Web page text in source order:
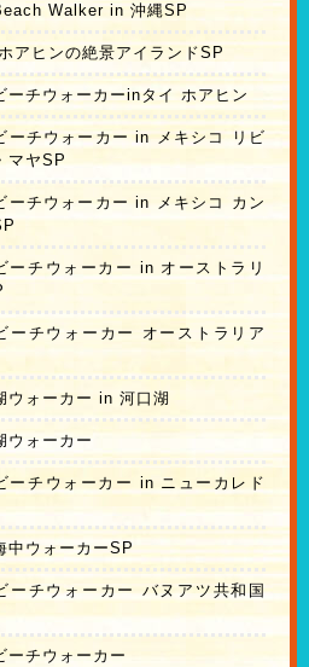
Walker in 沖縄SP
アヒンの絶景アイランドSP
ーチウォーカーinタイ ホアヒン
ーチウォーカー in メキシコ リビ
マヤSP
ーチウォーカー in メキシコ カン
ーチウォーカー in オーストラリ
ーチウォーカー オーストラリア
ウォーカー in 河口湖
ウォーカー
ーチウォーカー in ニューカレド
中ウォーカーSP
ーチウォーカー バヌアツ共和国
ーチウォーカー